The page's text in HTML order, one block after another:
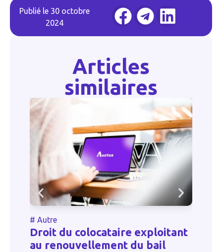
Publié le 30 octobre
2024
Articles
similaires
du colocataire exploitant
renouvellement du bail